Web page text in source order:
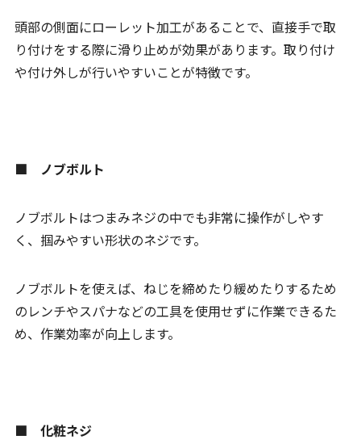
頭部の側面にローレット加工があることで、直接手で取
り付けをする際に滑り止めが効果があります。取り付け
や付け外しが行いやすいことが特徴です。
■ ノブボルト
ノブボルトはつまみネジの中でも非常に操作がしやす
く、掴みやすい形状のネジです。
ノブボルトを使えば、ねじを締めたり緩めたりするため
のレンチやスパナなどの工具を使用せずに作業できるた
め、作業効率が向上します。
■ 化粧ネジ